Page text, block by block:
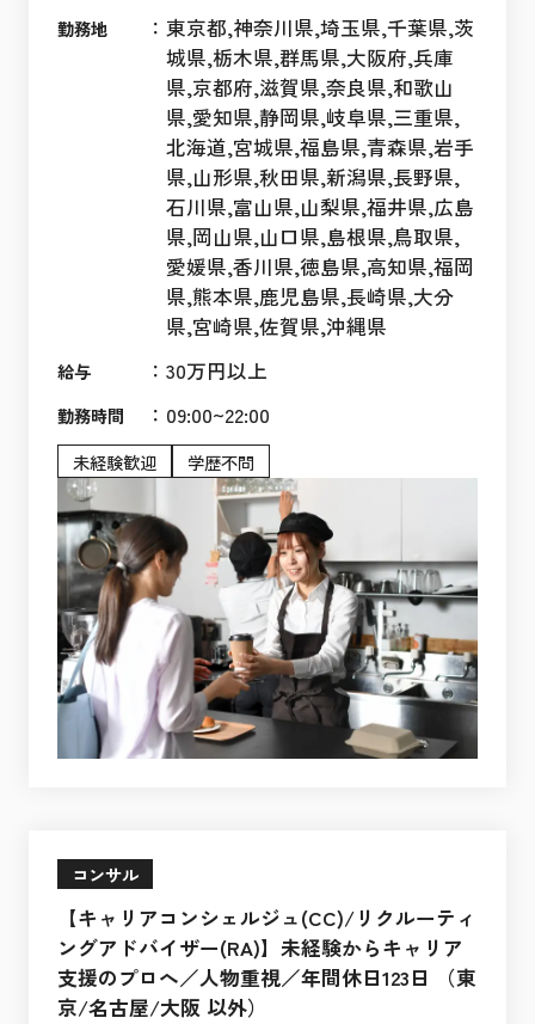
勤務地 ： 東京都,神奈川県,埼玉県,千葉県,茨
城県,栃木県,群馬県,大阪府,兵庫
県,京都府,滋賀県,奈良県,和歌山
県,愛知県,静岡県,岐阜県,三重県,
北海道,宮城県,福島県,青森県,岩手
県,山形県,秋田県,新潟県,長野県,
石川県,富山県,山梨県,福井県,広島
県,岡山県,山口県,島根県,鳥取県,
愛媛県,香川県,徳島県,高知県,福岡
県,熊本県,鹿児島県,長崎県,大分
県,宮崎県,佐賀県,沖縄県
給与 ： 30万円以上
勤務時間 ： 09:00~22:00
未経験歓迎 学歴不問
コンサル
【キャリアコンシェルジュ(CC)/リクルーティ
ングアドバイザー(RA)】未経験からキャリア
支援のプロへ／人物重視／年間休日123日 （東
京/名古屋/大阪 以外）